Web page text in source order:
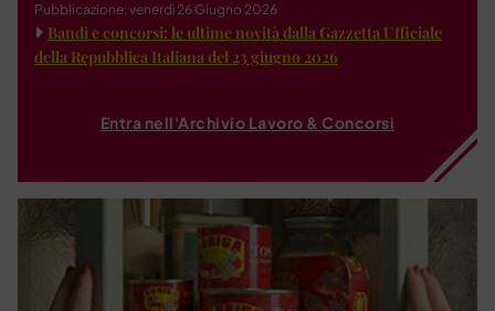
Pubblicazione: venerdì 26 Giugno 2026
Bandi e concorsi: le ultime novità dalla Gazzetta Ufficiale
della Repubblica Italiana del 23 giugno 2026
Entra nell'Archivio Lavoro & Concorsi